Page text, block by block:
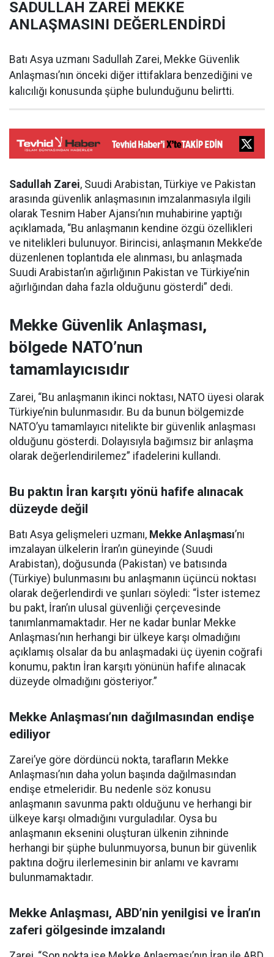
SADULLAH ZAREİ MEKKE
ANLAŞMASINI DEĞERLENDİRDİ
Batı Asya uzmanı Sadullah Zarei, Mekke Güvenlik
Anlaşması’nın önceki diğer ittifaklara benzediğini ve
kalıcılığı konusunda şüphe bulunduğunu belirtti.
Sadullah Zarei, Suudi Arabistan, Türkiye ve Pakistan
arasında güvenlik anlaşmasının imzalanmasıyla ilgili
olarak Tesnim Haber Ajansı’nın muhabirine yaptığı
açıklamada, “Bu anlaşmanın kendine özgü özellikleri
ve nitelikleri bulunuyor. Birincisi, anlaşmanın Mekke’de
düzenlenen toplantıda ele alınması, bu anlaşmada
Suudi Arabistan’ın ağırlığının Pakistan ve Türkiye’nin
ağırlığından daha fazla olduğunu gösterdi” dedi.
Mekke Güvenlik Anlaşması,
bölgede NATO’nun
tamamlayıcısıdır
Zarei, “Bu anlaşmanın ikinci noktası, NATO üyesi olarak
Türkiye’nin bulunmasıdır. Bu da bunun bölgemizde
NATO’yu tamamlayıcı nitelikte bir güvenlik anlaşması
olduğunu gösterdi. Dolayısıyla bağımsız bir anlaşma
olarak değerlendirilemez” ifadelerini kullandı.
Bu paktın İran karşıtı yönü hafife alınacak
düzeyde değil
Batı Asya gelişmeleri uzmanı, Mekke Anlaşması’nı
imzalayan ülkelerin İran’ın güneyinde (Suudi
Arabistan), doğusunda (Pakistan) ve batısında
(Türkiye) bulunmasını bu anlaşmanın üçüncü noktası
olarak değerlendirdi ve şunları söyledi: “İster istemez
bu pakt, İran’ın ulusal güvenliği çerçevesinde
tanımlanmamaktadır. Her ne kadar bunlar Mekke
Anlaşması’nın herhangi bir ülkeye karşı olmadığını
açıklamış olsalar da bu anlaşmadaki üç üyenin coğrafi
konumu, paktın İran karşıtı yönünün hafife alınacak
düzeyde olmadığını gösteriyor.”
Mekke Anlaşması’nın dağılmasından endişe
ediliyor
Zarei’ye göre dördüncü nokta, tarafların Mekke
Anlaşması’nın daha yolun başında dağılmasından
endişe etmeleridir. Bu nedenle söz konusu
anlaşmanın savunma paktı olduğunu ve herhangi bir
ülkeye karşı olmadığını vurguladılar. Oysa bu
anlaşmanın eksenini oluşturan ülkenin zihninde
herhangi bir şüphe bulunmuyorsa, bunun bir güvenlik
paktına doğru ilerlemesinin bir anlamı ve kavramı
bulunmamaktadır.
Mekke Anlaşması, ABD’nin yenilgisi ve İran’ın
zaferi gölgesinde imzalandı